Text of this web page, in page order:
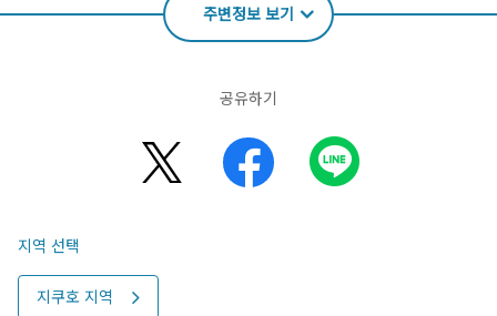
주변정보 보기
공유하기
지역 선택
지쿠호 지역